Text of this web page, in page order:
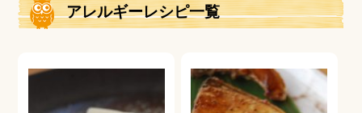
アレルギーレシピ一覧